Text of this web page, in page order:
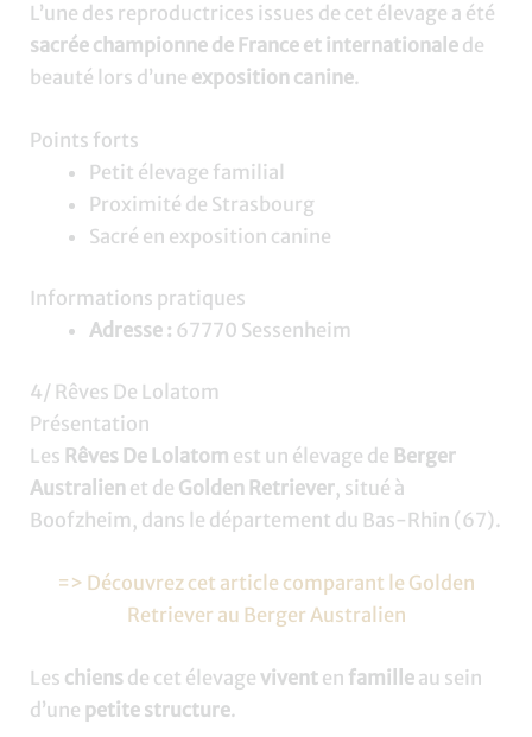
L’une des reproductrices issues de cet élevage a été
sacrée championne de France et internationale de
beauté lors d’une exposition canine.
Points forts
Petit élevage familial
Proximité de Strasbourg
Sacré en exposition canine
Informations pratiques
Adresse : 67770 Sessenheim
4/ Rêves De Lolatom
Présentation
Les Rêves De Lolatom est un élevage de Berger
Australien et de Golden Retriever, situé à
Boofzheim, dans le département du Bas-Rhin (67).
=> Découvrez cet article comparant le Golden
Retriever au Berger Australien
Les chiens de cet élevagevivent en famille au sein
d’une petite structure.